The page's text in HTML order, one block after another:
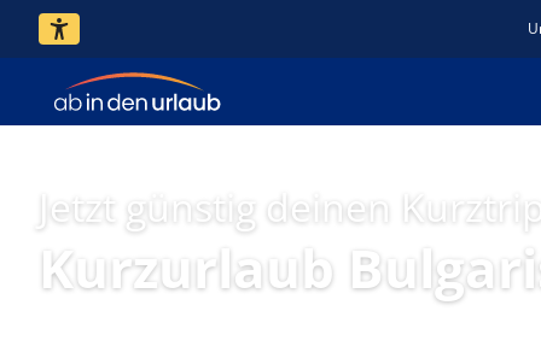
Jetzt günstig deinen
Kurzurlaub